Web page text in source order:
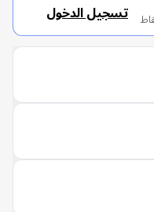
تسجيل الدخول